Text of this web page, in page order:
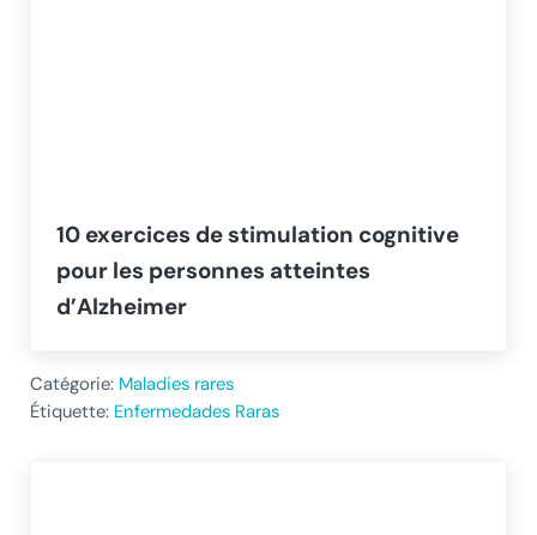
10 exercices de stimulation cognitive
pour les personnes atteintes
d’Alzheimer
Catégorie: Maladies rares
Étiquette: Enfermedades Raras